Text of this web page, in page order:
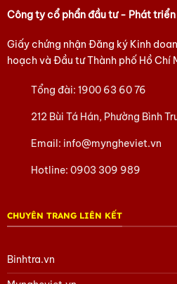
Công ty cổ phẩn đầu tư - Phát
Giấy chứng nhận Đăng ký Kinh
hoạch và Đầu tư Thành phố Hồ Chí
Tổng đài:1900 63 60 76
212 Bùi Tá Hán, Phường Bình
Email: info@myngheviet.vn
Hotline:0903 309 989
CHUYÊN TRANG LIÊN KẾT
Binhtra.vn